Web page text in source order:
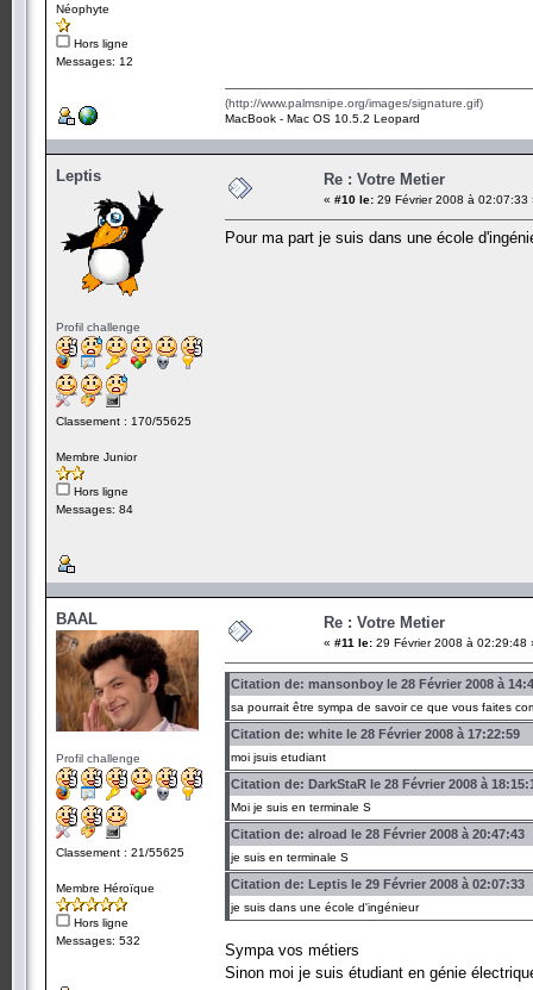
Néophyte
Hors ligne
Messages: 12
(http://www.palmsnipe.org/images/signature.gif)
MacBook - Mac OS 10.5.2 Leopard
Leptis
Profil challenge
Classement : 170/55625
Membre Junior
Hors ligne
Messages: 84
Re : Votre Metier
« #10 le: 29 Février 2008 à 02:07:33
Pour ma part je suis dans une école
BAAL
Profil challenge
Classement : 21/55625
Membre Héroïque
Hors ligne
Messages: 532
Re : Votre Metier
« #11 le: 29 Février 2008 à 02:29:48
Citation de: mansonboy le 28 Février 2008 à
sa pourrait être sympa de savoir ce que vous faites
Citation de: white le 28 Février 2008 à 17:22:59
moi jsuis etudiant
Citation de: DarkStaR le 28 Février 2008 à
Moi je suis en terminale S
Citation de: alroad le 28 Février 2008 à 20:47:43
je suis en terminale S
Citation de: Leptis le 29 Février 2008 à 02:07:33
je suis dans une école d'ingénieur
Sympa vos métiers
Sinon moi je suis étudiant en génie